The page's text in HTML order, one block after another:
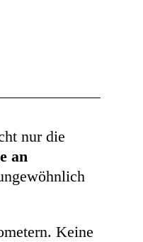
nur die
an
Keine